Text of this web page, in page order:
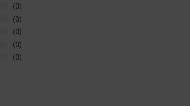
(0)
(0)
(0)
(0)
(0)